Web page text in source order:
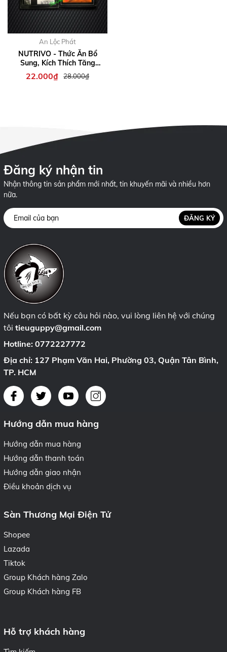
An Lộc Phát
NUTRIVO - Thức Ăn Bổ
Sung, Kích Thích Tăng
Trưởng cho Cá
22.000₫ 28.000₫
Đăng ký nhận tin
Nhận thông tin sản phẩm mới nhất, tin khuyến mãi và nhiều hơn
nữa.
ĐĂNG KÝ
Nếu bạn có bất kỳ câu hỏi nào, vui lòng liên hệ với chúng
tôi tieuguppy@gmail.com
Hotline: 0772227772
Địa chỉ: 127 Phạm Văn Hai, Phường 03, Quận Tân Bình,
TP. HCM
Hướng dẫn mua hàng
Hướng dẫn mua hàng
Hướng dẫn thanh toán
Hướng dẫn giao nhận
Điều khoản dịch vụ
Sàn Thương Mại Điện Tử
Shopee
Lazada
Tiktok
Group Khách hàng Zalo
Group Khách hàng FB
Hỗ trợ khách hàng